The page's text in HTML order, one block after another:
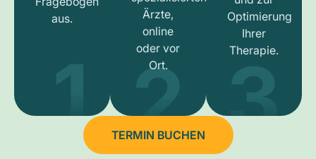
aus.
1
Ärzte,
online
oder vor
Ort.
2
Optimierung
Ihrer
Therapie.
3
TERMIN BUCHEN